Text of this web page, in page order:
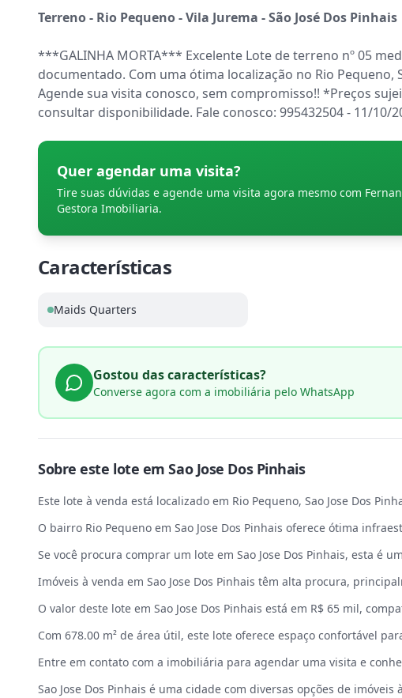
Terreno - Rio Pequeno - Vila Jurema - São José Dos Pinhais
***GALINHA MORTA*** Excelente Lote de terreno nº 05
documentado. Com uma ótima localização no Rio Pequeno,
Agende sua visita conosco, sem compromisso!! *Preços
consultar disponibilidade. Fale conosco: 995432504 - 11/10/
Quer agendar uma visita?
Tire suas dúvidas e agende uma visita agora mesmo com
Gestora Imobiliaria.
Características
Maids Quarters
Gostou das características?
Converse agora com a imobiliária pelo WhatsApp
Sobre este lote emSao Jose Dos Pinhais
Este lote à venda está localizado em Rio Pequeno, Sao Jose Dos
O bairro Rio Pequeno em Sao Jose Dos Pinhais oferece ótima
Se você procura comprar um lote em Sao Jose Dos Pinhais, esta é
Imóveis à venda em Sao Jose Dos Pinhais têm alta procura,
O valor deste lote em Sao Jose Dos Pinhais está em R$ 65 mil,
Com 678.00 m² de área útil, este lote oferece espaço confortável
Entre em contato com a imobiliária para agendar uma visita e
Sao Jose Dos Pinhais é uma cidade com diversas opções de